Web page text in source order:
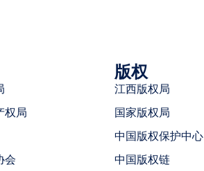
权局
会
版权
江西版权局
国家版权局
中国版权保护中心
中国版权链